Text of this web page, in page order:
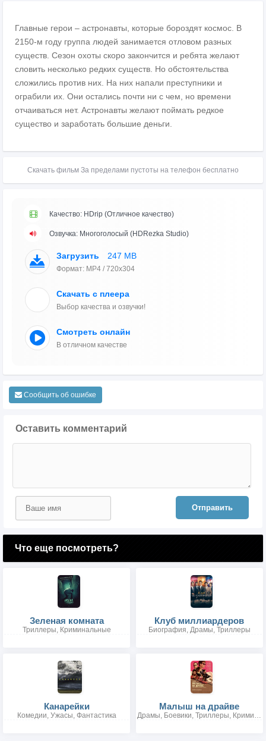
Главные герои – астронавты, которые бороздят космос. В
2150-м году группа людей занимается отловом разных
существ. Сезон охоты скоро закончится и ребята желают
словить несколько редких существ. Но обстоятельства
сложились против них. На них напали преступники и
ограбили их. Они остались почти ни с чем, но времени
отчаиваться нет. Астронавты желают поймать редкое
существо и заработать большие деньги.
Скачать фильм За пределами пустоты на телефон бесплатно
Качество: HDrip (Отличное качество)
Озвучка: Многоголосый (HDRezka Studio)
Загрузить 247 MB
Формат: MP4 / 720x304
Скачать с плеера
Выбор качества и озвучки!
Смотреть онлайн
В отличном качестве
Сообщить об ошибке
Оставить комментарий
Отправить
Что еще посмотреть?
Зеленая комната
Триллеры, Криминальные
Клуб миллиардеров
Биография, Драмы, Триллеры
Канарейки
Комедии, Ужасы, Фантастика
Малыш на драйве
Драмы, Боевики, Триллеры, Криминальные